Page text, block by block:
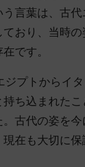
言葉は、古
おり、当時
です。
ジプトからイ
持ち込まれた
古代の姿を
在も大切に保